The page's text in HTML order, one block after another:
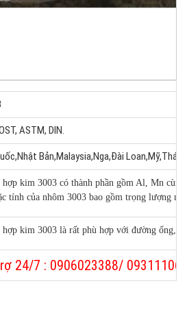
ASTM, DIN.
Bản,Malaysia,Nga,Đài Loan,Mỹ,Thái
hợp kim 3003 có thành phần gồm Al, Mn
tính của nhôm 3003 bao gồm trọng lượng
hợp kim 3003 là rất phù hợp với đường ống,
24/7 : 0906023388/